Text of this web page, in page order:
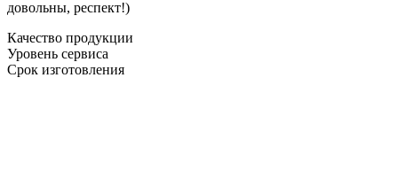
довольны, респект!)
Качество продукции
Уровень сервиса
Срок изготовления